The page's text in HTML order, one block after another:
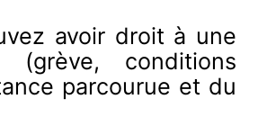
avoir droit à une
(grève, conditions
parcourue et du